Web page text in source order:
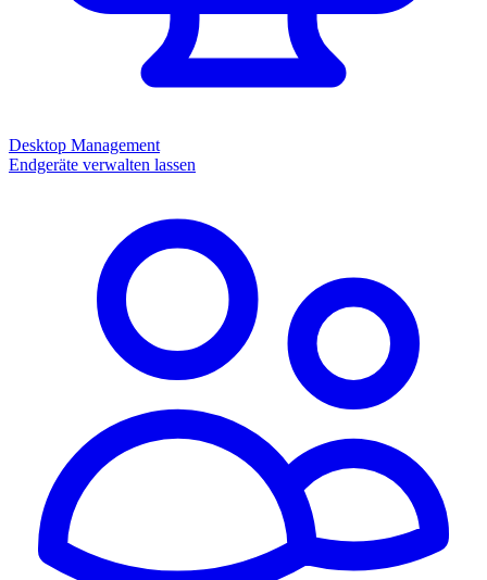
Desktop Management
Endgeräte verwalten lassen